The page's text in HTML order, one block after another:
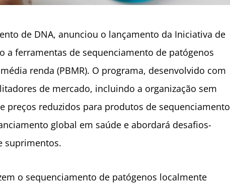
de DNA, anunciou o lançamento da Iniciativa de
a ferramentas de sequenciamento de patógenos
renda (PBMR). O programa, desenvolvido com
de mercado, incluindo a organização sem
preços reduzidos para produtos de sequenciamento
global em saúde e abordará desafios-
suprimentos.
o sequenciamento de patógenos localmente